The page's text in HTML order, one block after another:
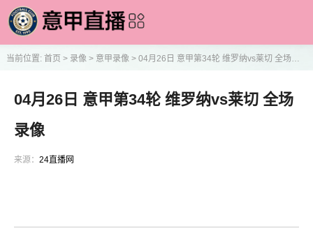
当前位置: 首页 > 录像> 意甲录像> 04月26日 意甲第34轮 维罗纳vs莱切 全场录像
04月26日 意甲第34轮 维罗纳vs莱切 全场
录像
来源： 24直播网